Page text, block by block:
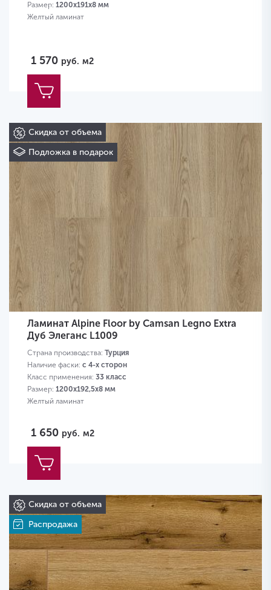
Размер: 1200х191х8 мм
Желтый ламинат
1 570 руб. м2
Скидка от объема
Подложка в подарок
Ламинат Alpine Floor by Camsan Legno Extra
Дуб Элеганс L1009
Страна производства: Турция
Наличие фаски: с 4-х сторон
Класс применения: 33 класс
Размер: 1200х192,5х8 мм
Желтый ламинат
1 650 руб. м2
Скидка от объема
Распродажа